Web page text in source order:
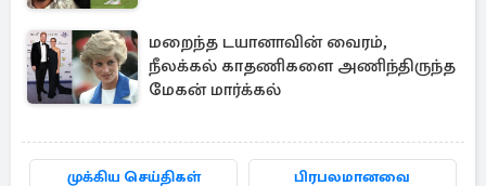
மறைந்த டயானாவின் வைரம்,
நீலக்கல் காதணிகளை அணிந்திருந்த
மேகன் மார்க்கல்
முக்கிய செய்திகள் பிரபலமானவை